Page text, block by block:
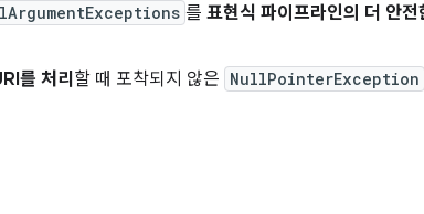
를 표현식 파이프라인의 더 안
를 처리 할 때 포착되지 않은 NullPointerException